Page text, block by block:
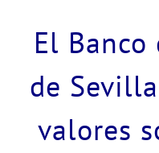
NOTICIAS
El
de
valores